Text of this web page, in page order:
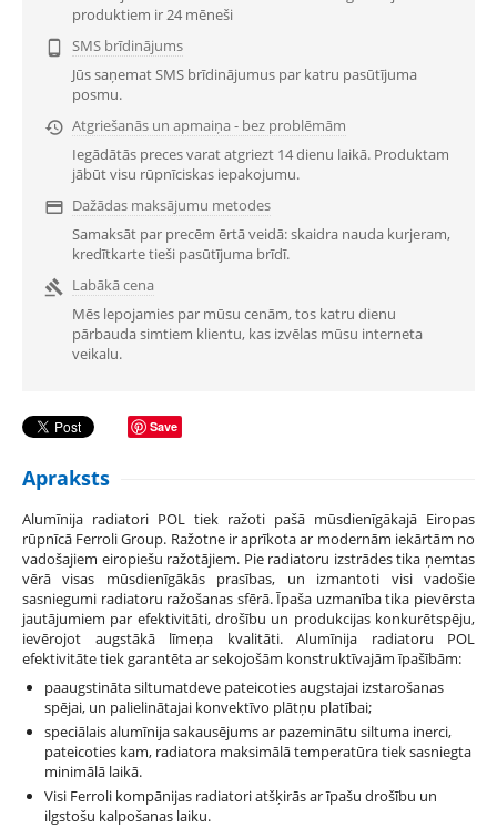
produktiem ir 24 mēneši

SMS brīdinājums
Jūs saņemat SMS brīdinājumus par katru pasūtījuma
posmu.
 Atgriešanās un apmaiņa - bez problēmām
Iegādātās preces varat atgriezt 14 dienu laikā. Produktam
jābūt visu rūpnīciskas iepakojumu.
 Dažādas maksājumu metodes
Samaksāt par precēm ērtā veidā: skaidra nauda kurjeram,
kredītkarte tieši pasūtījuma brīdī.

Labākā cena
Mēs lepojamies par mūsu cenām, tos katru dienu
pārbauda simtiem klientu, kas izvēlas mūsu interneta
veikalu.
Save
Apraksts
Alumīnija radiatori POL tiek ražoti pašā mūsdienīgākajā Eiropas
rūpnīcā Ferroli Group. Ražotne ir aprīkota ar modernām iekārtām no
vadošajiem eiropiešu ražotājiem. Pie radiatoru izstrādes tika ņemtas
vērā visas mūsdienīgākās prasības, un izmantoti visi vadošie
sasniegumi radiatoru ražošanas sfērā. Īpaša uzmanība tika pievērsta
jautājumiem par efektivitāti, drošību un produkcijas konkurētspēju,
ievērojot augstākā līmeņa kvalitāti. Alumīnija radiatoru POL
efektivitāte tiek garantēta ar sekojošām konstruktīvajām īpašībām:
paaugstināta siltumatdeve pateicoties augstajai izstarošanas
spējai, un palielinātajai konvektīvo plātņu platībai;
speciālais alumīnija sakausējums ar pazeminātu siltuma inerci,
pateicoties kam, radiatora maksimālā temperatūra tiek sasniegta
minimālā laikā.
Visi Ferroli kompānijas radiatori atšķirās ar īpašu drošību un
ilgstošu kalpošanas laiku.